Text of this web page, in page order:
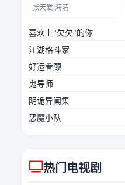
张天爱,海清
喜欢上"欠欠"的你
江湖格斗家
好运眷顾
鬼导师
阴诡异闻集
恶魔小队
热门电视剧